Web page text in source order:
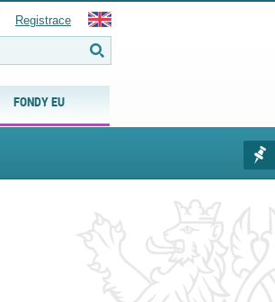
FONDY EU
Registrace